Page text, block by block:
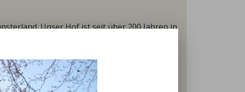
Unser Hof ist seit über 200 Jahren in
zur Mast eignet) und Shorpshire Schafe.
Kirschen Pflaumen, Pfirsiche und Walnuss
selbst. Die Tiere werden von einer kleinen